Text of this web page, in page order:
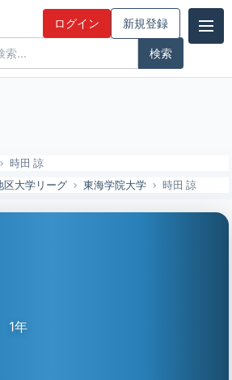
徴とドラフト評価 | ドラフト候補とみんな
価 ログイン 新規登録
時田 諒
区大学リーグ 東海学院大学 時田 諒
1年